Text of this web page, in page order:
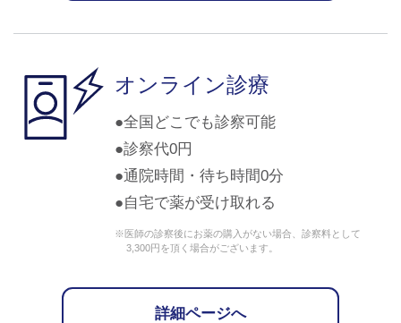
オンライン診療
全国どこでも診察可能
診察代0円
通院時間・待ち時間0分
自宅で薬が受け取れる
※医師の診察後にお薬の購入がない場合、診察料として
3,300円を頂く場合がございます。
詳細ページへ